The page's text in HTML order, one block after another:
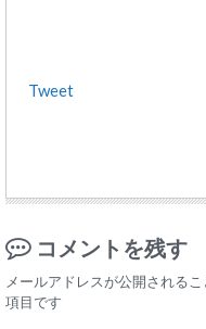
Tweet
コメントを残す
メールアドレスが公開されるこ
項目です